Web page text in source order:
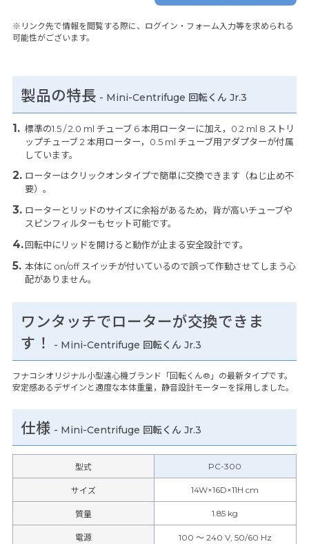
※リンク先で情報を閲覧する際に、ログイン・フォーム入力等を求められる
可能性がございます。
製品の特長 - Mini-Centrifuge 回転くん Jr.3
標準の1.5 / 2.0 ml チューブ 6 本用ローターに加え，0.2 ml 8 ストリ
ップチューブ 2 本用ローター，0.5 ml チューブ用アダプターが付属
しています。
ローターはクリックオンタイプで簡単に交換できます（ねじ止め不
要）。
ローターとリッドのサイズに余裕があるため，背が高いチューブや
スピンフィルターもセット可能です。
回転中にリッドを開けると動作が止まる安全設計です。
本体に on/off スイッチが付いているので誤って作動させてしまう心
配がありません。
ワンタッチでローターが交換できま
す！
- Mini-Centrifuge 回転くん Jr.3
フナコシオリジナル小型遠心機ブランド「回転くん®」の最新タイプです。
安定感あるデザインと適度な本体重量，静音設計モーターを採用しました。
仕様 - Mini-Centrifuge 回転くん Jr.3
型式 PC-300
サイズ 14W×16D×11H cm
質量 1.85 kg
電源 100 ～ 240 V, 50/60 Hz